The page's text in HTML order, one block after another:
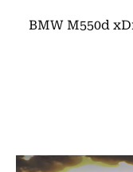
BMW M550d